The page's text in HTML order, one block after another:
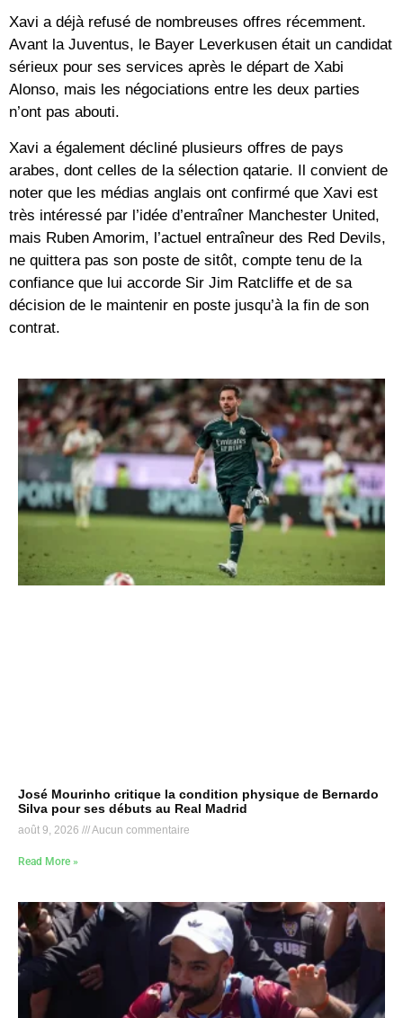
Xavi a déjà refusé de nombreuses offres récemment.
Avant la Juventus, le Bayer Leverkusen était un candidat
sérieux pour ses services après le départ de Xabi
Alonso, mais les négociations entre les deux parties
n’ont pas abouti.
Xavi a également décliné plusieurs offres de pays
arabes, dont celles de la sélection qatarie. Il convient de
noter que les médias anglais ont confirmé que Xavi est
très intéressé par l’idée d’entraîner Manchester United,
mais Ruben Amorim, l’actuel entraîneur des Red Devils,
ne quittera pas son poste de sitôt, compte tenu de la
confiance que lui accorde Sir Jim Ratcliffe et de sa
décision de le maintenir en poste jusqu’à la fin de son
contrat.
José Mourinho critique la condition physique de Bernardo
Silva pour ses débuts au Real Madrid
août 9, 2026 Aucun commentaire
Read More »